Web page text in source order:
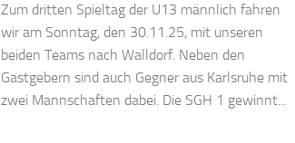
Zum dritten Spieltag der U13 männlich fahren
wir am Sonntag, den 30.11.25, mit unseren
beiden Teams nach Walldorf. Neben den
Gastgebern sind auch Gegner aus Karlsruhe mit
zwei Mannschaften dabei. Die SGH 1 gewinnt...